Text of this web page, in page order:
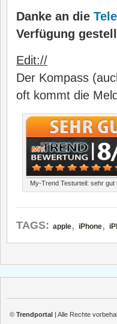
Danke an die
Verfügung
Edit://
Der Kompass
oft kommt die
My-Trend Testurteil: sehr gut
TAGS: apple, iPhone,
© Trendportal | Alle Rechte